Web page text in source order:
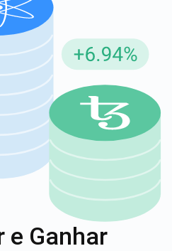
e Ganhar
YouTube
atualizações
as últimas atualizações do
de criptografia